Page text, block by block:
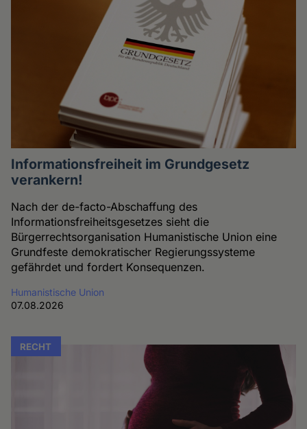
Informationsfreiheit im Grundgesetz
verankern!
Nach der de-facto-Abschaffung des
Informationsfreiheitsgesetzes sieht die
Bürgerrechtsorganisation Humanistische Union eine
Grundfeste demokratischer Regierungssysteme
gefährdet und fordert Konsequenzen.
Humanistische Union
07.08.2026
RECHT